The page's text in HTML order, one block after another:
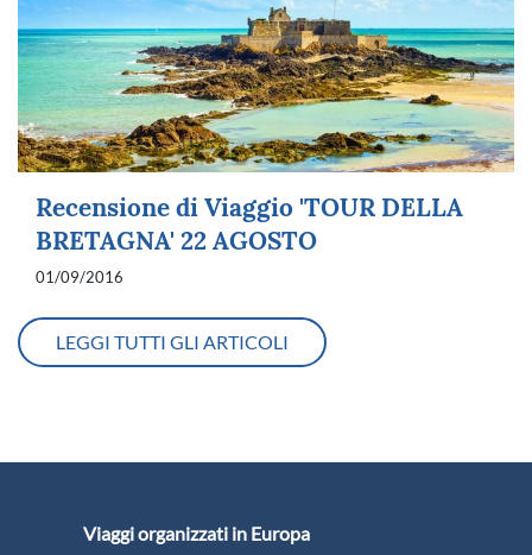
Recensione di Viaggio 'TOUR DELLA
BRETAGNA' 22 AGOSTO
01/09/2016
LEGGI TUTTI GLI ARTICOLI
Viaggi organizzati in Europa